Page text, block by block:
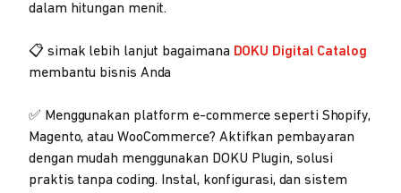
dalam hitungan menit.
📋 simak lebih lanjut bagaimana DOKU Digital Catalog
membantu bisnis Anda
✅ Menggunakan platform e-commerce seperti Shopify,
Magento, atau WooCommerce? Aktifkan pembayaran
dengan mudah menggunakan DOKU Plugin, solusi
praktis tanpa coding. Instal, konfigurasi, dan sistem